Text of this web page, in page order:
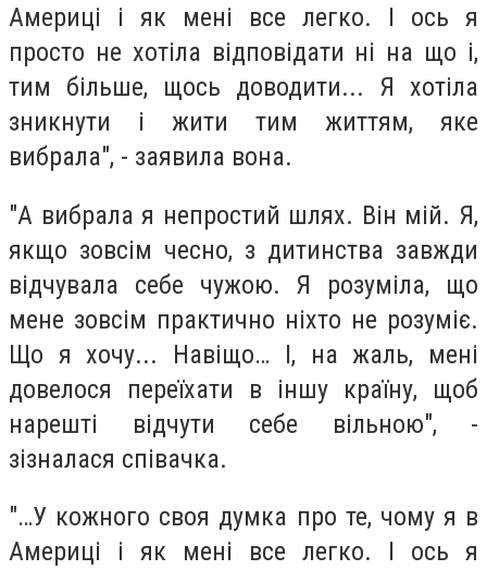
Америці і як мені все легко. І ось я
просто не хотіла відповідати ні на що і,
тим більше, щось доводити... Я хотіла
зникнути і жити тим життям, яке
вибрала", - заявила вона.
"А вибрала я непростий шлях. Він мій. Я,
якщо зовсім чесно, з дитинства завжди
відчувала себе чужою. Я розуміла, що
мене зовсім практично ніхто не розуміє.
Що я хочу... Навіщо… І, на жаль, мені
довелося переїхати в іншу країну, щоб
нарешті відчути себе вільною", -
зізналася співачка.
"…У кожного своя думка про те, чому я в
Америці і як мені все легко. І ось я